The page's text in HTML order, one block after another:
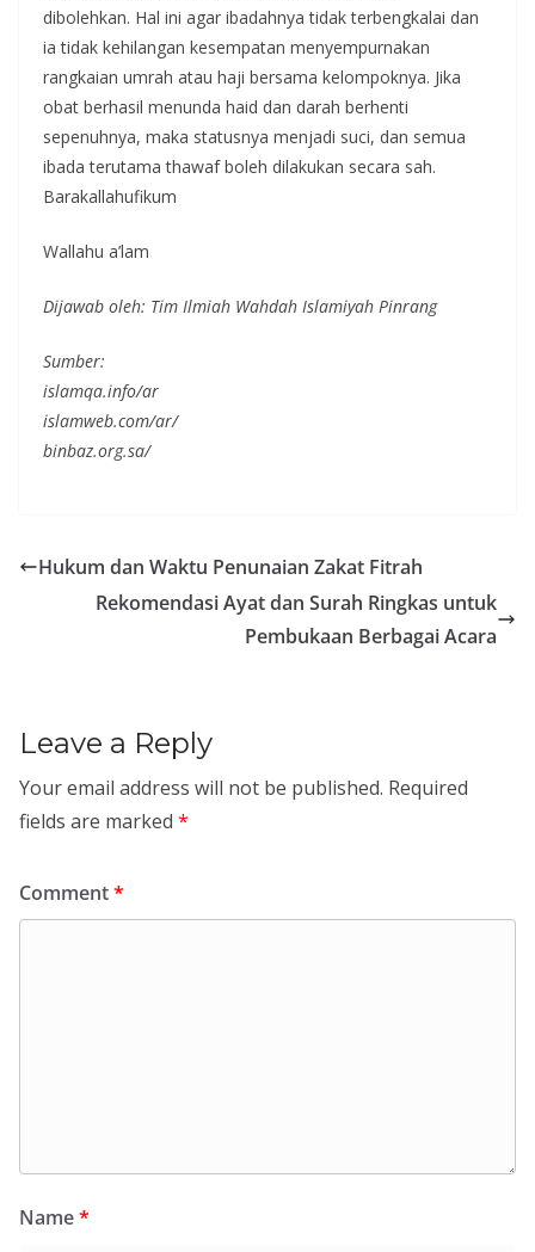
dibolehkan. Hal ini agar ibadahnya tidak terbengkalai dan
ia tidak kehilangan kesempatan menyempurnakan
rangkaian umrah atau haji bersama kelompoknya. Jika
obat berhasil menunda haid dan darah berhenti
sepenuhnya, maka statusnya menjadi suci, dan semua
ibada terutama thawaf boleh dilakukan secara sah.
Barakallahufikum
Wallahu a’lam
Dijawab oleh: Tim Ilmiah Wahdah Islamiyah Pinrang
Sumber:
islamqa.info/ar
islamweb.com/ar/
binbaz.org.sa/
Hukum dan Waktu Penunaian Zakat Fitrah
Rekomendasi Ayat dan Surah Ringkas untuk
Pembukaan Berbagai Acara
Leave a Reply
Your email address will not be published. Required
fields are marked *
Comment*
Name*